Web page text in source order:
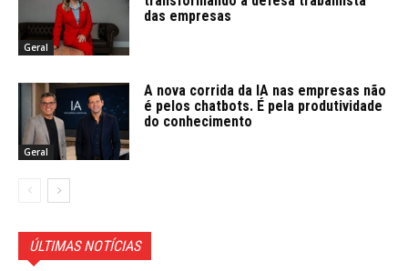
Geral
das empresas
Geral
A nova corrida da IA nas empresas não
é pelos chatbots. É pela produtividade
do conhecimento
ÚLTIMAS NOTÍCIAS